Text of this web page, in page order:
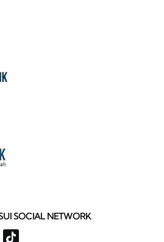
SOCIAL NETWORK